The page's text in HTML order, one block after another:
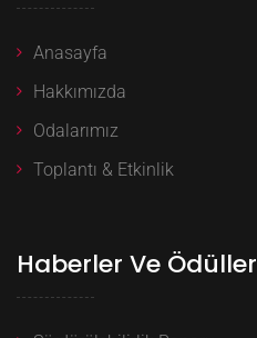
Anasayfa
Hakkımızda
Odalarımız
Toplantı & Etkinlik
Haberler Ve Ödüller